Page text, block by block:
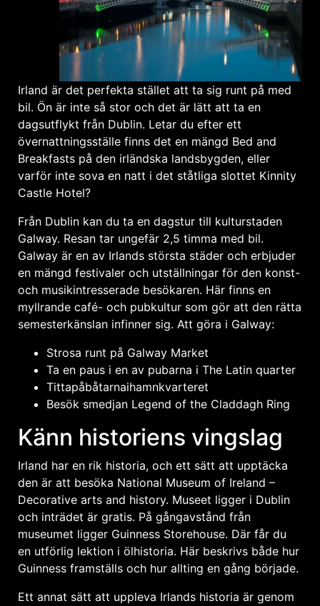
Irland är det perfekta stället att ta sig runt på med
bil. Ön är inte så stor och det är lätt att ta en
dagsutflykt från Dublin. Letar du efter ett
övernattningsställe finns det en mängd Bed and
Breakfasts på den irländska landsbygden, eller
varför inte sova en natt i det ståtliga slottet Kinnity
Castle Hotel?
Från Dublin kan du ta en dagstur till kulturstaden
Galway. Resan tar ungefär 2,5 timma med bil.
Galway är en av Irlands största städer och erbjuder
en mängd festivaler och utställningar för den konst-
och musikintresserade besökaren. Här finns en
myllrande café- och pubkultur som gör att den rätta
semesterkänslan infinner sig. Att göra i Galway:
Strosa runt på Galway Market
Ta en paus i en av pubarna i The Latin quarter
Tittapåbåtarnaihamnkvarteret
Besök smedjan Legend of the Claddagh Ring
Känn historiens vingslag
Irland har en rik historia, och ett sätt att upptäcka
den är att besöka National Museum of Ireland –
Decorative arts and history. Museet ligger i Dublin
och inträdet är gratis. På gångavstånd från
museumet ligger Guinness Storehouse. Där får du
en utförlig lektion i ölhistoria. Här beskrivs både hur
Guinness framställs och hur allting en gång började.
Ett annat sätt att uppleva Irlands historia är genom